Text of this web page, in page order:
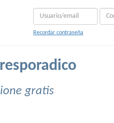
Recordar contraseña
gratis